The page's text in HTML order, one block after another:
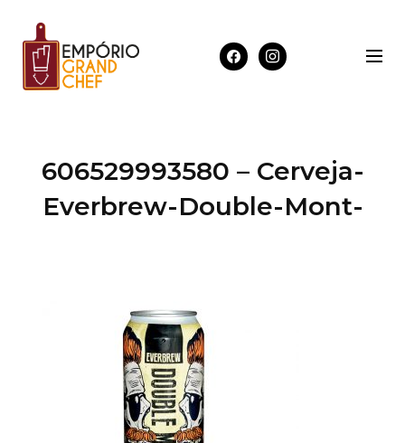
606529993580 – Cerveja-
Everbrew-Double-Mont-